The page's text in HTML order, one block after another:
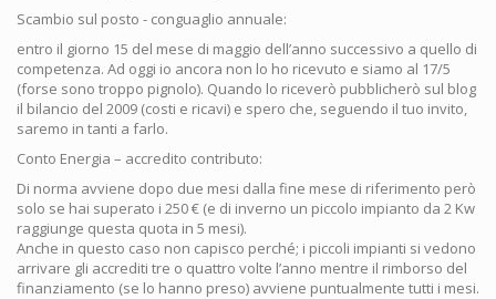
Scambio sul posto - conguaglio annuale:
entro il giorno 15 del mese di maggio dell’anno successivo a quello di
competenza. Ad oggi io ancora non lo ho ricevuto e siamo al 17/5
(forse sono troppo pignolo). Quando lo riceverò pubblicherò sul blog
il bilancio del 2009 (costi e ricavi) e spero che, seguendo il tuo invito,
saremo in tanti a farlo.
Conto Energia – accredito contributo:
Di norma avviene dopo due mesi dalla fine mese di riferimento però
solo se hai superato i 250 € (e di inverno un piccolo impianto da 2 Kw
raggiunge questa quota in 5 mesi).
Anche in questo caso non capisco perché; i piccoli impianti si vedono
arrivare gli accrediti tre o quattro volte l’anno mentre il rimborso del
finanziamento (se lo hanno preso) avviene puntualmente tutti i mesi.